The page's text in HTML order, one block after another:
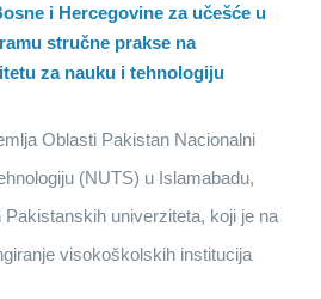
i Hercegovine za učešće u
stručne prakse na
za nauku i tehnologiju
Oblasti Pakistan Nacionalni
(NUTS) u Islamabadu,
Pakistanskih univerziteta, koji je na
visokoškolskih institucija